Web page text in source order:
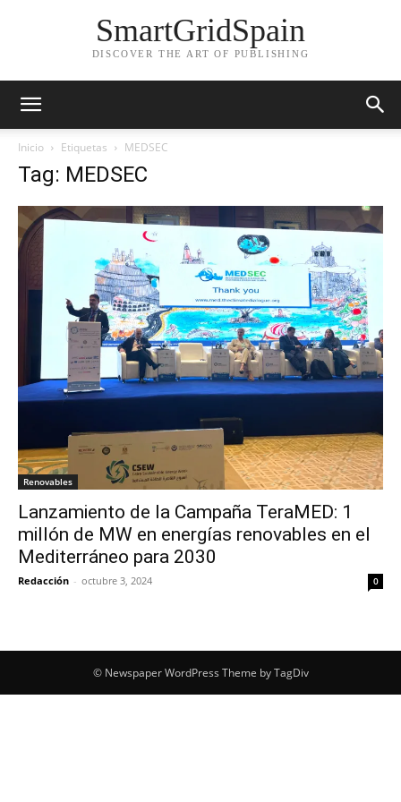
SmartGridSpain
DISCOVER THE ART OF PUBLISHING
Inicio Etiquetas MEDSEC
Tag: MEDSEC
Renovables
Lanzamiento de la Campaña TeraMED: 1
millón de MW en energías renovables en el
Mediterráneo para 2030
Redacción - octubre 3, 2024 0
© Newspaper WordPress Theme by TagDiv